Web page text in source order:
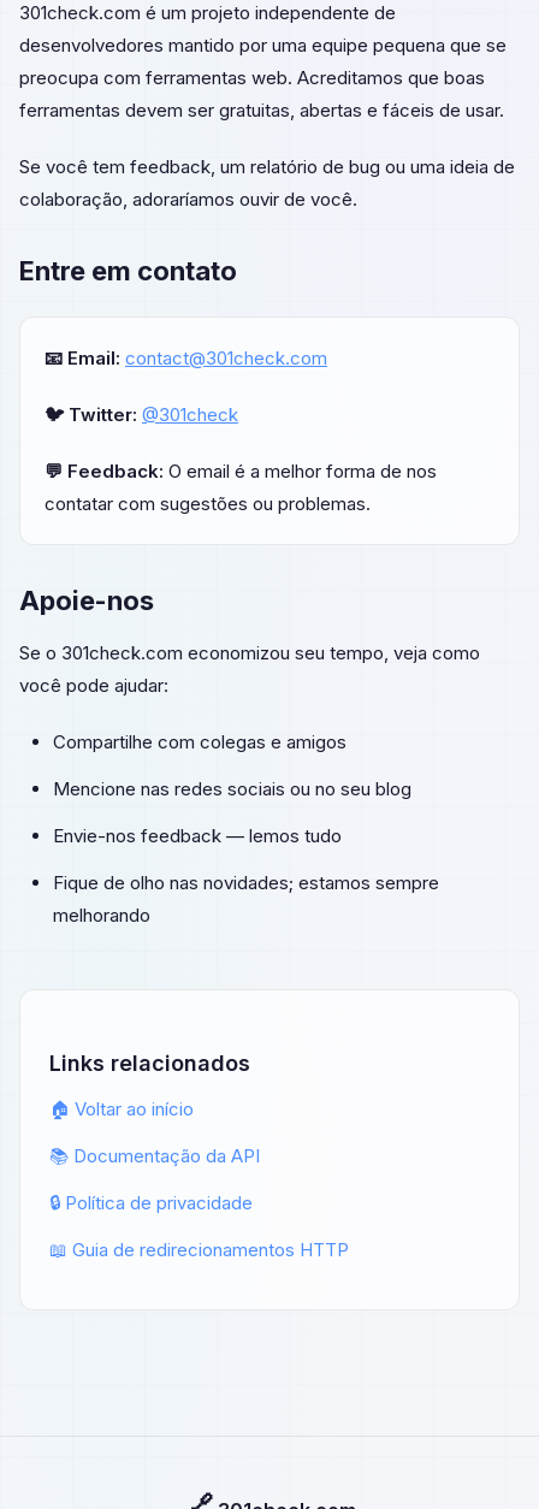
301check.com é um projeto independente de
desenvolvedores mantido por uma equipe pequena que se
preocupa com ferramentas web. Acreditamos que boas
ferramentas devem ser gratuitas, abertas e fáceis de usar.
Se você tem feedback, um relatório de bug ou uma ideia de
colaboração, adoraríamos ouvir de você.
Entre em contato
📧 Email: contact@301check.com
🐦 Twitter: @301check
💬 Feedback: O email é a melhor forma de nos
contatar com sugestões ou problemas.
Apoie-nos
Se o 301check.com economizou seu tempo, veja como
você pode ajudar:
Compartilhe com colegas e amigos
Mencione nas redes sociais ou no seu blog
Envie-nos feedback — lemos tudo
Fique de olho nas novidades; estamos sempre
melhorando
Links relacionados
🏠 Voltar ao início
📚 Documentação da API
🔒 Política de privacidade
📖 Guia de redirecionamentos HTTP